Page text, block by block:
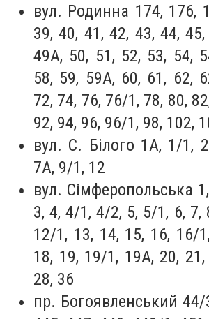
вул. Родинна 174, 176,
39, 40, 41, 42, 43, 44,
49А, 50, 51, 52, 53, 54,
58, 59, 59А, 60, 61, 62,
72, 74, 76, 76/1, 78, 80,
92, 94, 96, 96/1, 98, 102,
вул. С. Білого 1А, 1/1,
7А, 9/1, 12
вул. Сімферопольська
3, 4, 4/1, 4/2, 5, 5/1, 6, 7,
12/1, 13, 14, 15, 16, 16/
18, 19, 19/1, 19А, 20,
28, 36
пр. Богоявленський 44/